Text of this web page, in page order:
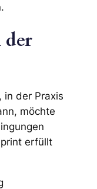
der
in der Praxis
möchte
erfüllt